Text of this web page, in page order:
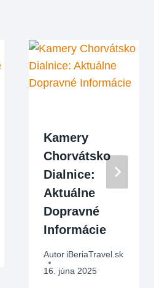
Kamery
Chorvátsko
Dialnice:
Aktuálne
Dopravné
Informácie
Autor iBeriaTravel.sk
16. júna 2025